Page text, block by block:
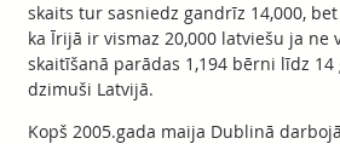
skaits tur sasniedz gandrīz 14,000,
ka Īrijā ir vismaz 20,000 latviešu ja ne
skaitīšanā parādas 1,194 bērni līdz
dzimuši Latvijā.
Kopš 2005.gada maija Dublinā